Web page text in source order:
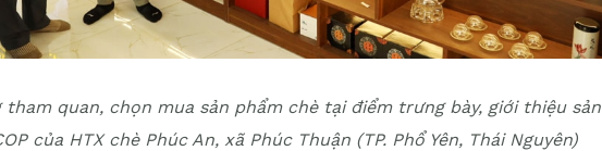
tham quan, chọn mua sản phẩm chè tại điểm trưng bày, giới thiệu sản
của HTX chè Phúc An, xã Phúc Thuận (TP. Phổ Yên, Thái Nguyên)